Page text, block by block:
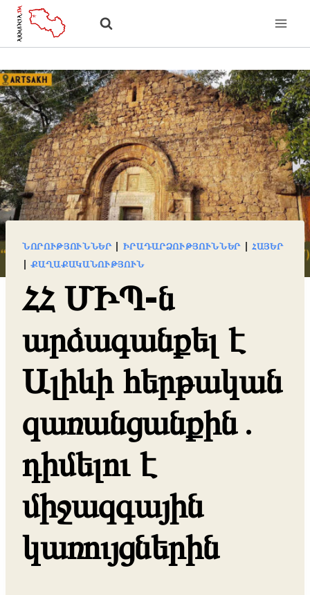
Skip
ՆՈՐՈՒԹՅՈՒՆՆԵՐ| ԻՐԱԴԱՐՁՈՒԹՅՈՒՆՆԵՐ| ՀԱՅԵՐ
|ՔԱՂԱՔԱԿԱՆՈՒԹՅՈՒՆ
ՀՀ ՄԻՊ-ն
արձագանքել է
Ալիևի հերթական
զառանցանքին․
դիմելու է
միջազգային
կառույցներին